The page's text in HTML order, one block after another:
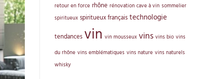
retour en force rhône rénovation cave à vin sommelier
spiritueux spiritueux français technologie
tendances vin vin mousseux vins vins bio vins
du rhône vins emblématiques vins nature vins naturels
whisky